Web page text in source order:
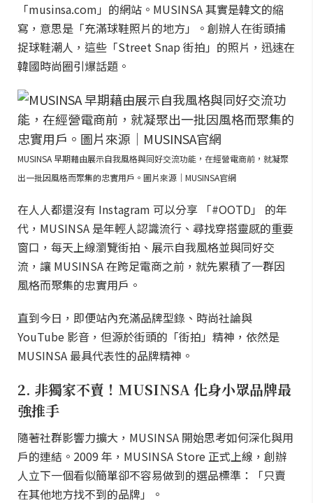
「musinsa.com」的網站。MUSINSA 其實是韓文的縮
寫，意思是「充滿球鞋照片的地方」。創辦人在街頭捕
捉球鞋潮人，這些「Street Snap 街拍」的照片，迅速在
韓國時尚圈引爆話題。
MUSINSA 早期藉由展示自我風格與同好交流功能，在經營電商前，就凝聚
出一批因風格而聚集的忠實用戶。圖片來源｜MUSINSA官網
在人人都還沒有 Instagram 可以分享 「#OOTD」 的年
代，MUSINSA 是年輕人認識流行、尋找穿搭靈感的重要
窗口，每天上線瀏覽街拍、展示自我風格並與同好交
流，讓 MUSINSA 在跨足電商之前，就先累積了一群因
風格而聚集的忠實用戶。
直到今日，即便站內充滿品牌型錄、時尚社論與
YouTube 影音，但源於街頭的「街拍」精神，依然是
MUSINSA 最具代表性的品牌精神。
2. 非獨家不賣！MUSINSA 化身小眾品牌最
強推手
隨著社群影響力擴大，MUSINSA 開始思考如何深化與用
戶的連結。2009 年，MUSINSA Store 正式上線，創辦
人立下一個看似簡單卻不容易做到的選品標準：「只賣
在其他地方找不到的品牌」。